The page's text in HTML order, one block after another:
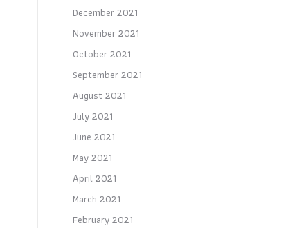
December 2021
November 2021
October 2021
September 2021
August 2021
July 2021
June 2021
May 2021
April 2021
March 2021
February 2021